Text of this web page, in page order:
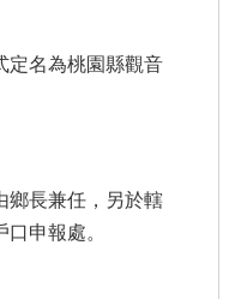
定名為桃園縣觀音
鄉長兼任，另於轄
申報處。